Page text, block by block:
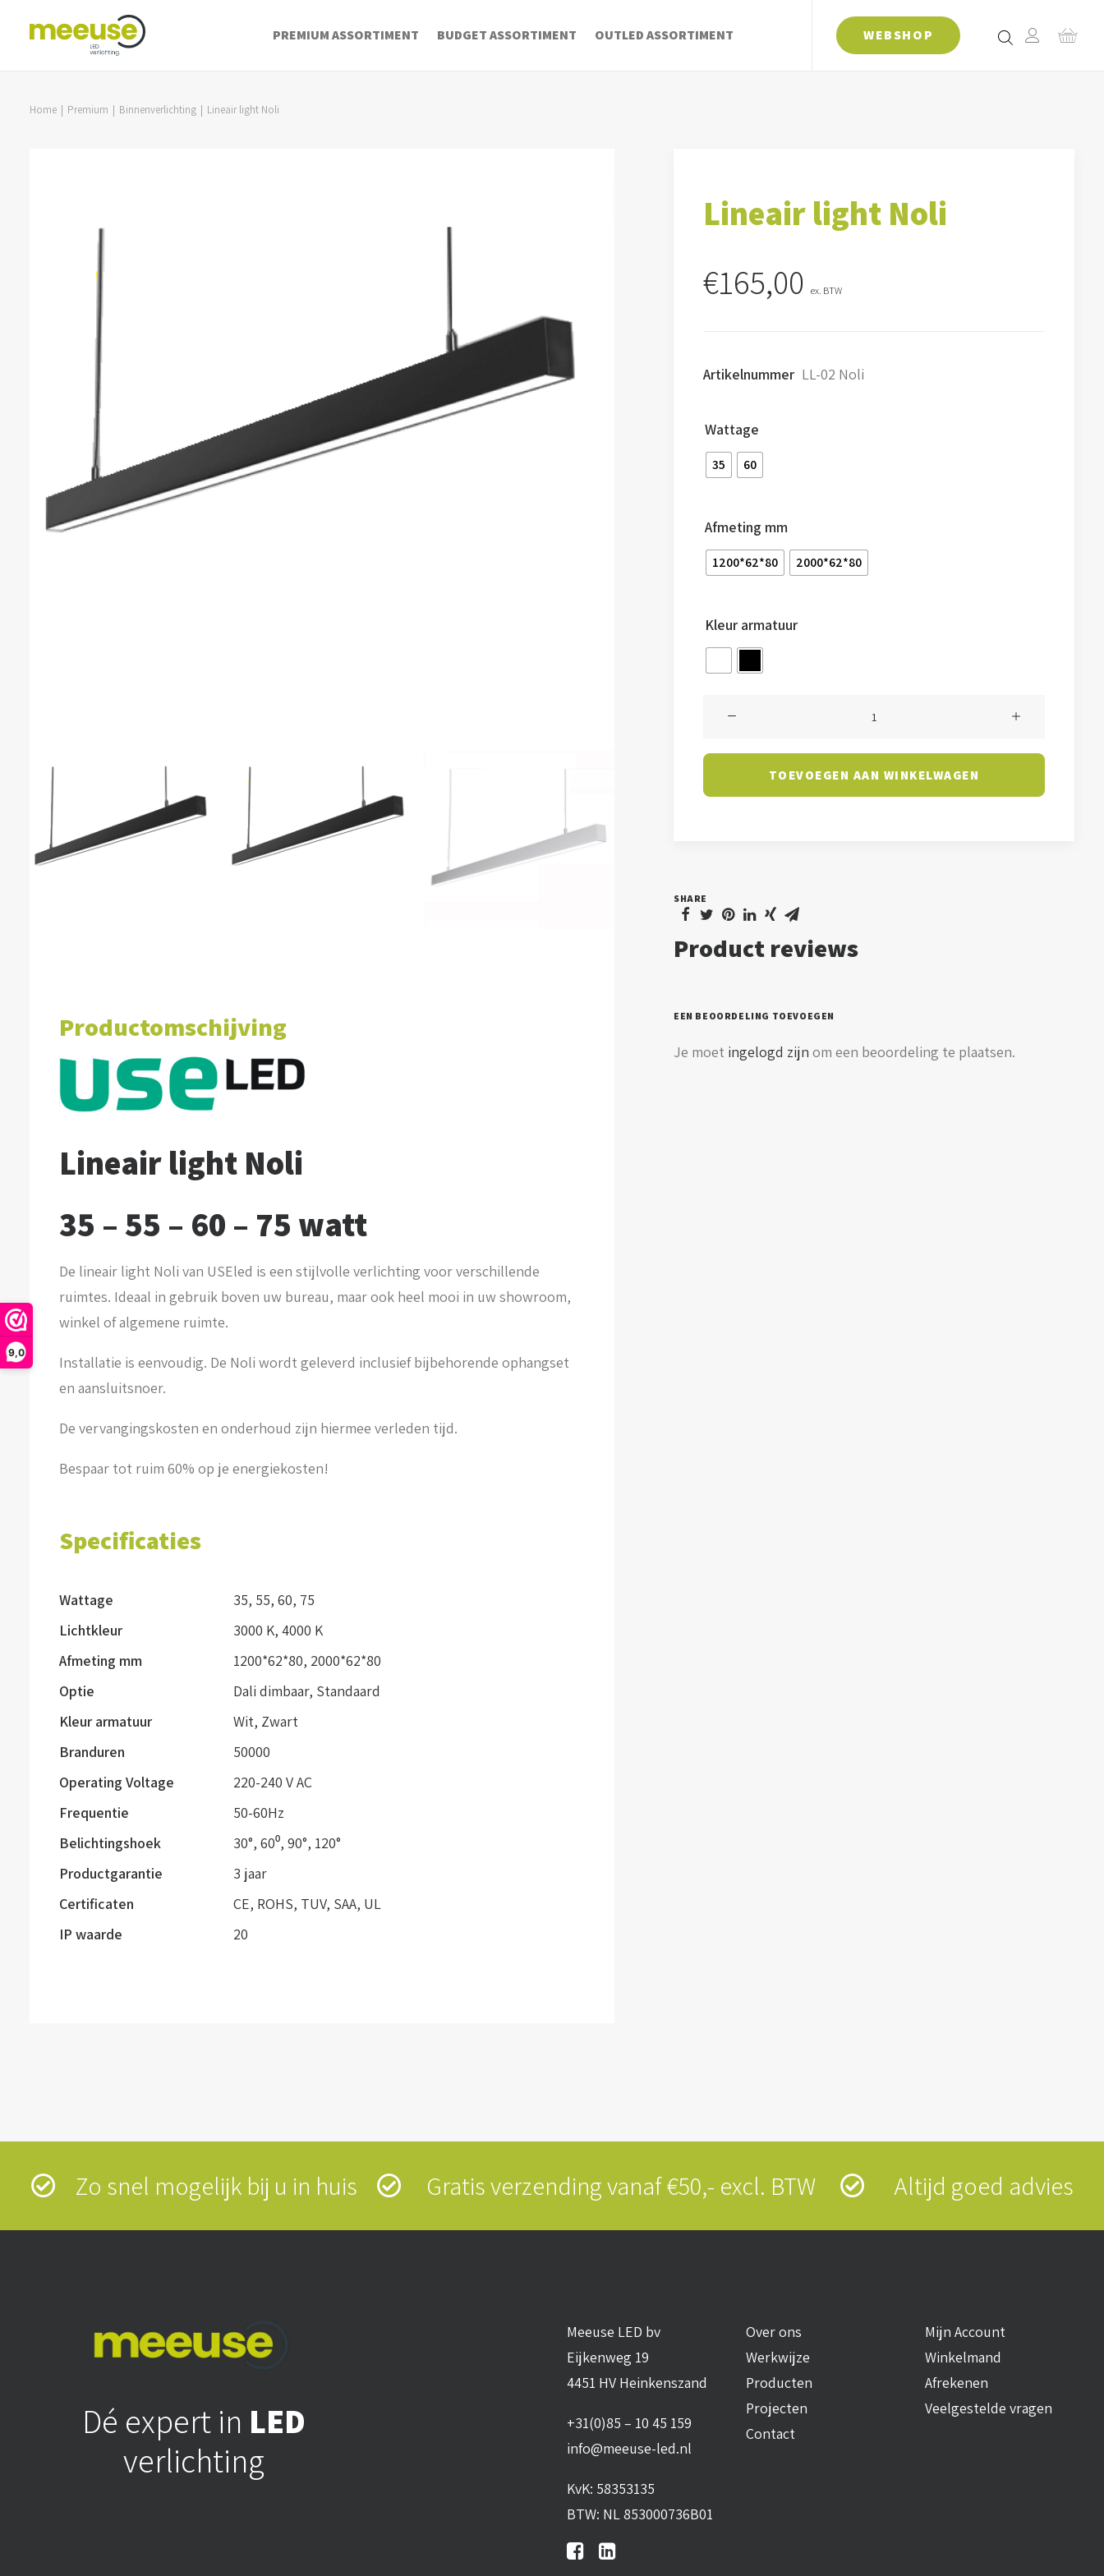
9,0
PREMIUM ASSORTIMENT BUDGET ASSORTIMENT OUTLED ASSORTIMENT WEBSHOP
Home Premium Binnenverlichting Lineair light Noli
Productomschijving
Lineair light Noli
35 – 55 – 60 – 75 watt
De lineair light Noli van USEled is een stijlvolle verlichting voor verschillende
ruimtes. Ideaal in gebruik boven uw bureau, maar ook heel mooi in uw showroom,
winkel of algemene ruimte.
Installatie is eenvoudig. De Noli wordt geleverd inclusief bijbehorende ophangset
en aansluitsnoer.
De vervangingskosten en onderhoud zijn hiermee verleden tijd.
Bespaar tot ruim 60% op je energiekosten!
Specificaties
Wattage 35, 55, 60, 75
Lichtkleur
3000 K, 4000 K
Afmeting mm
1200*62*80, 2000*62*80
Optie
Dali dimbaar, Standaard
Kleur armatuur
Wit, Zwart
Branduren
50000
Operating Voltage
220-240 V AC
Frequentie
50-60Hz
Belichtingshoek
30°, 60⁰, 90°, 120°
Productgarantie
3 jaar
Certificaten
CE, ROHS, TUV, SAA, UL
IP waarde
20
Lineair light Noli
€165,00 ex. BTW
Artikelnummer LL-02 Noli
Wattage
35 60
Afmeting mm
1200*62*80 2000*62*80
Kleur armatuur
Noli
TOEVOEGEN AAN WINKELWAGEN
SHARE
Product reviews
EEN BEOORDELING TOEVOEGEN
Je moet ingelogd zijn om een beoordeling te plaatsen.
Zo snel mogelijk bij u in huis Gratis verzending vanaf €50,- excl. BTW Altijd goed advies
Dé expert in LED
verlichting
Meeuse LED bv
Eijkenweg 19
4451 HV Heinkenszand
+31(0)85 – 10 45 159
info@meeuse-led.nl
KvK: 58353135
BTW: NL 853000736B01
Over ons
Werkwijze
Producten
Projecten
Contact
Mijn Account
Winkelmand
Afrekenen
Veelgestelde vragen